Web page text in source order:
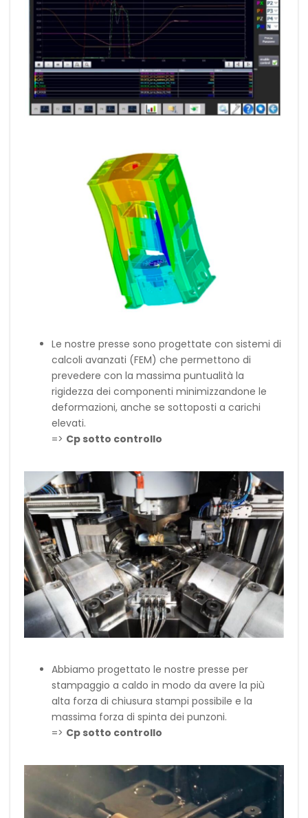
Le nostre presse sono progettate con sistemi di
calcoli avanzati (FEM) che permettono di
prevedere con la massima puntualità la
rigidezza dei componenti minimizzandone le
deformazioni, anche se sottoposti a carichi
elevati.
=> Cp sotto controllo
Abbiamo progettato le nostre presse per
stampaggio a caldo in modo da avere la più
alta forza di chiusura stampi possibile e la
massima forza di spinta dei punzoni.
=> Cp sotto controllo